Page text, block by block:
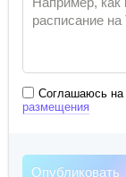
Соглашаюсь на
размещения